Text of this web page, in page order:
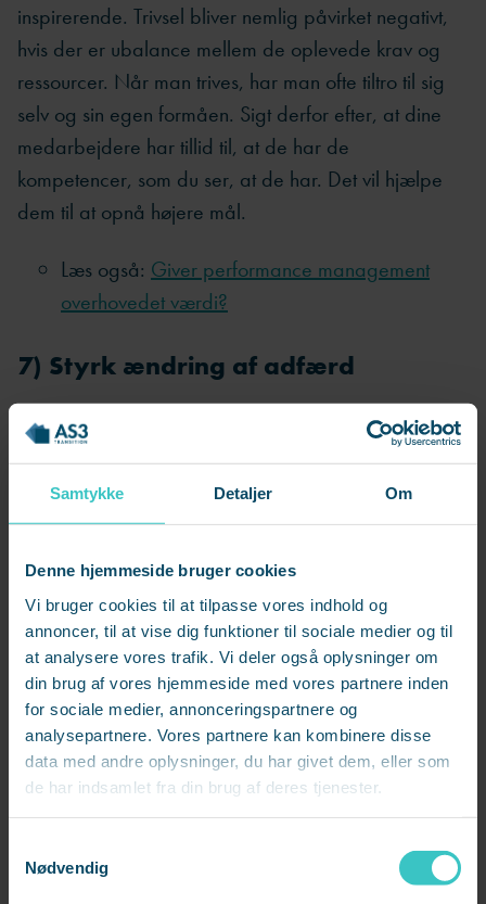
Samtykke Detaljer Om
Denne hjemmeside bruger cookies
Vi bruger cookies til at tilpasse vores indhold og
annoncer, til at vise dig funktioner til sociale medier og til
at analysere vores trafik. Vi deler også oplysninger om
din brug af vores hjemmeside med vores partnere inden
for sociale medier, annonceringspartnere og
analysepartnere. Vores partnere kan kombinere disse
data med andre oplysninger, du har givet dem, eller som
de har indsamlet fra din brug af deres tjenester.
Nødvendig
inspirerende. Trivsel bliver nemlig påvirket negativt,
hvis der er ubalance mellem de oplevede krav og
ressourcer. Når man trives, har man ofte tiltro til sig
selv og sin egen formåen. Sigt derfor efter, at dine
medarbejdere har tillid til, at de har de
kompetencer, som du ser, at de har. Det vil hjælpe
dem til at opnå højere mål.
Læs også: Giver performance management
overhovedet værdi?
7) Styrk ændring af adfærd
Hvis du tror på, at medarbejderne gør deres bedste,
så vil en medarbejder også have gjort sit bedste,
selvom resultatet måske er utilstrækkeligt. Hvis du vil
have medarbejderen til at gøre mere, skal du derfor
det han eller hun tidligere har kunnet finde på.
Det at gøre noget andet, end man plejer, er ofte
svært. Hvis det at gøre noget andet har stor
betydning for den enkelte, vil der være tale om en
transition. Og den proces foregår altid i
medarbejderens eget tempo. Men du kan styrke
processen, hvis du ved, hvordan du skal lede